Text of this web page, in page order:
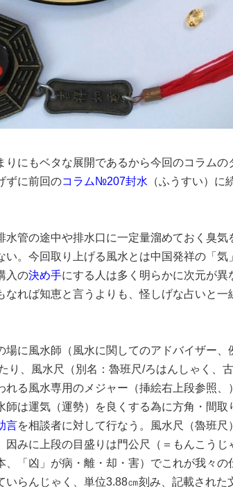
りにもベタな展開であるから今回のコラム
ずに前回のコラム№207封水 （ふうすい）に
水管の途中や排水口に一定量溜めておく臭気
い。今回取り上げる風水とは中国発祥の「
入の決め手にする人は多く明らかに次元が
なれば知恵と言うよりも、怪しげな占いと一
場に風水師（風水に関してのアドバイザー
り、風水尺（別名：魯班尺/ろはんしゃく、
れる風水専用のメジャー（挿絵右上段参照
師は運気（運勢）を良くする為に方角・間取
言を相談者に対して行なう。風水尺（魯班
因みに上段の目盛りは門公尺（＝もんこう
、「凶」が病・離・却・害）でこれが我々
らんじゃく、単位3.88㎝刻み、記載された